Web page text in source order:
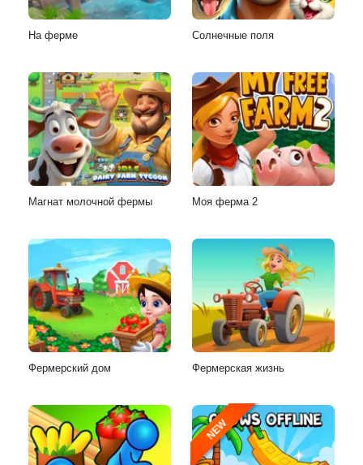
На ферме Солнечные поля
Магнат молочной фермы Моя ферма 2
Фермерский дом Фермерская жизнь
NEW